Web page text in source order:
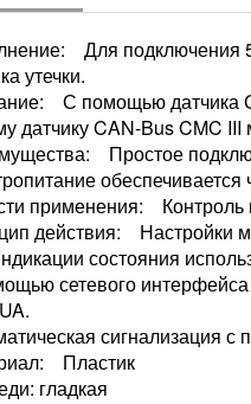
Для подключения 5
утечки.
С помощью датчика
датчику CAN-Bus CMC
Простое
применения: Контроль
действия: Настройки
состояния
сетевого
сигнализация
Пластик
гладкая